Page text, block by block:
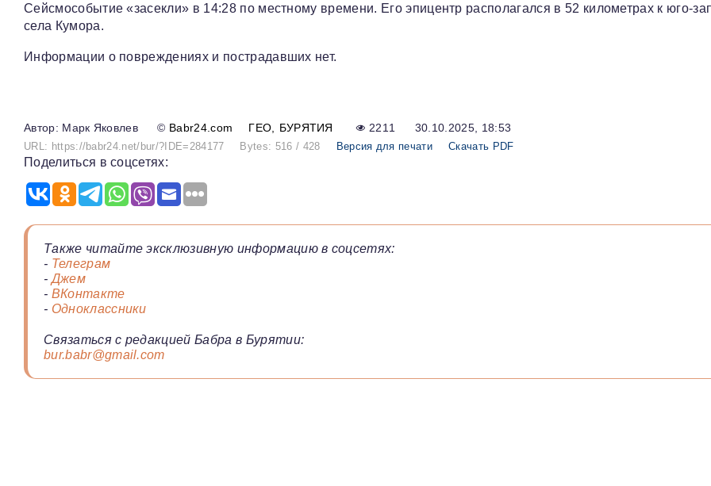
Сейсмособытие «засекли» в 14:28 по местному времени. Его эпицентр располагался в 52 километрах к юго-
села Кумора.
Информации о повреждениях и пострадавших нет.
Марк Яковлев © Babr24.com ГЕО БУРЯТИЯ 2211 30.10.2025, 18:53
URL: https://babr24.net/bur/?IDE=284177 Bytes: 516 / 428 Версия для печати Скачать PDF
Поделиться в соцсетях:
Также читайте эксклюзивную информацию в соцсетях:
- Телеграм
-Джем
- ВКонтакте
- Одноклассники
Связаться с редакцией Бабра в Бурятии:
bur.babr@gmail.com